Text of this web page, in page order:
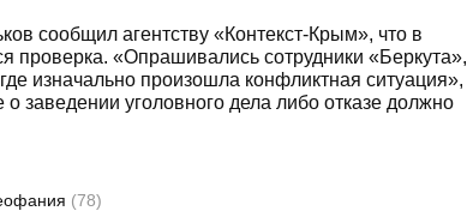
сообщил агентству «Контекст-Крым», что в
проверка. «Опрашивались сотрудники «Беркута»,
изначально произошла конфликтная ситуация»,
заведении уголовного дела либо отказе должно
(78)